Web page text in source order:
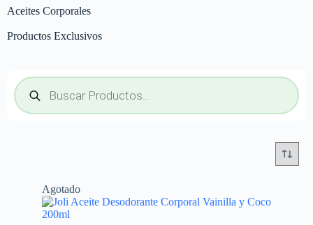
Aceites Corporales
Productos Exclusivos
Agotado